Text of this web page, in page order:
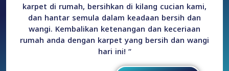
karpet di rumah, bersihkan di kilang cucian kami,
dan hantar semula dalam keadaan bersih dan
wangi. Kembalikan ketenangan dan keceriaan
rumah anda dengan karpet yang bersih dan wangi
hari ini! “